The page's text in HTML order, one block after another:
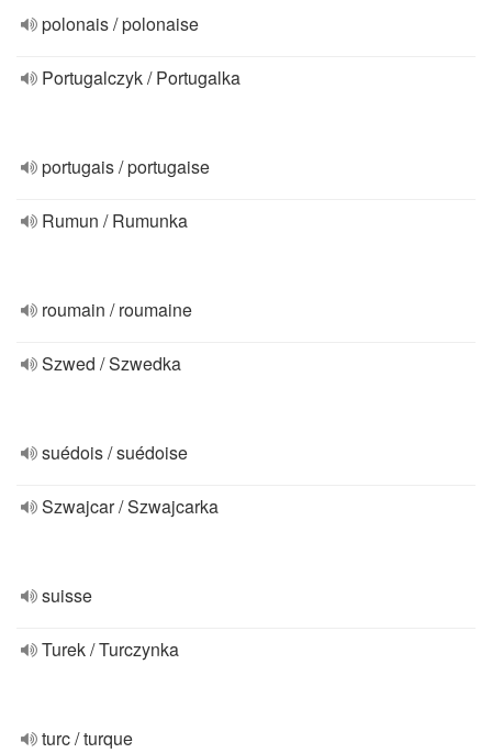
polonais / polonaise
Portugalczyk / Portugalka
portugais / portugaise
Rumun / Rumunka
roumain / roumaine
Szwed / Szwedka
suédois / suédoise
Szwajcar / Szwajcarka
suisse
Turek / Turczynka
turc / turque